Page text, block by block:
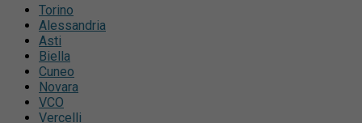
Torino
Alessandria
Asti
Biella
Cuneo
Novara
VCO
Vercelli